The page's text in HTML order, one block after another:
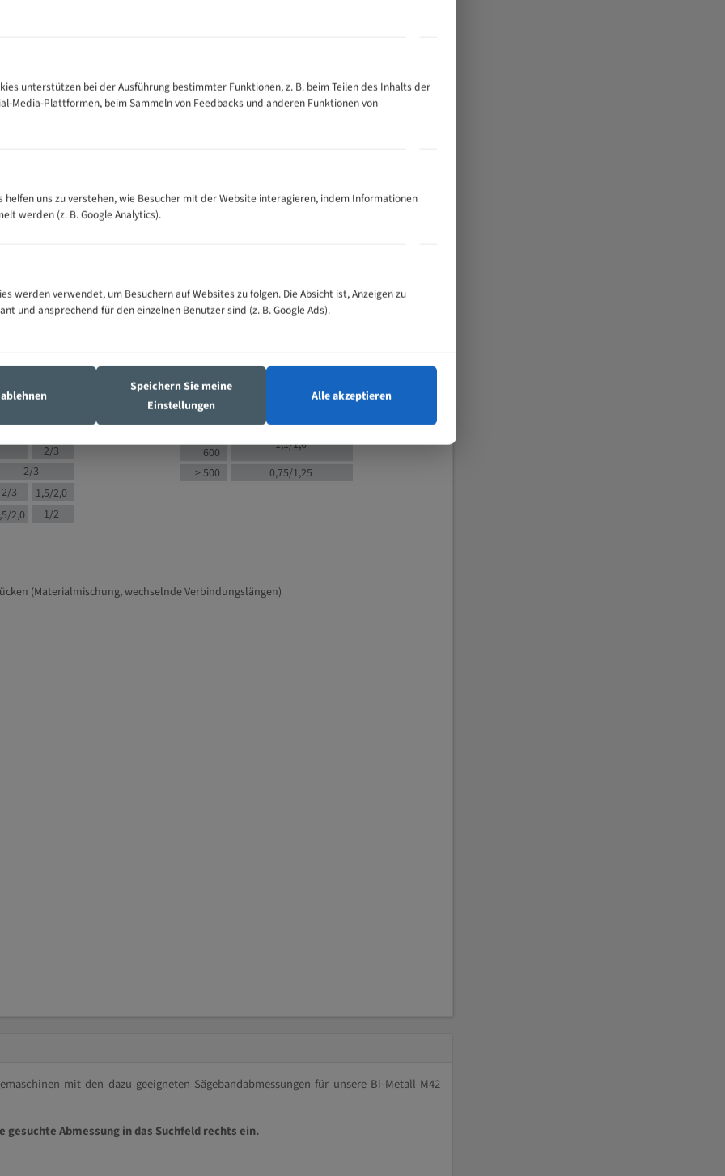
Zahnempfehlungs-Tabelle
300
500
4/6
4/6
4/5
4/5
2/3
2/3
2/3
1,5/2,0
2,0 1/2
M (mm)
Zähne pro
Zoll (ZpZ))
35 - 70
5/8
130 -
350
150 -
600
1,1/1,6
> 500
0,75/1,25
(Materialmischung, wechselnde Verbindungslängen)
mit den dazu geeigneten Sägebandabmessungen für unsere Bi-Metall M42
Abmessung in das Suchfeld rechts ein.
unterstützen bei der Ausführung bestimmter Funktionen, z. B. beim Teilen des Inhalts der
Media-Plattformen, beim Sammeln von Feedbacks und anderen Funktionen von
helfen uns zu verstehen, wie Besucher mit der Website interagieren, indem Informationen
werden (z. B. Google Analytics).
werden verwendet, um Besuchern auf Websites zu folgen. Die Absicht ist, Anzeigen zu
und ansprechend für den einzelnen Benutzer sind (z. B. Google Ads).
Speichern Sie meine
Einstellungen
Alle akzeptieren